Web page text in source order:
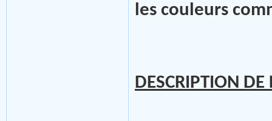
les couleurs
DESCRIPTION DE